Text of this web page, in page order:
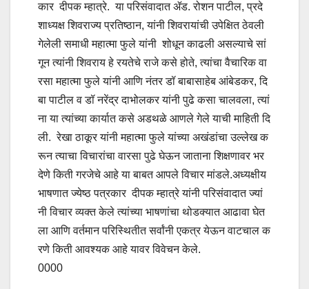
कार दीपक म्हात्रे. या परिसंवादात ॲड. रोशन पाटील, प्रदे
शाध्यक्ष शिवराज्य प्रतिष्ठान, यांनी शिवरायांची उपेक्षित ठेवली
गेलेली समाधी महात्मा फुले यांनी शोधून काढली असल्याचे सां
गून त्यांनी शिवराय हे रयतेचे राजे कसे होते, त्यांचा वैचारिक वा
रसा महात्मा फुले यांनी आणि नंतर डॉ बाबासाहेब आंबेडकर, दि
बा पाटील व डॉ नरेंद्र दाभोलकर यांनी पुढे कसा चालवला, त्यां
ना या त्यांच्या कार्यात कसे अडथळे आणले गेले याची माहिती दि
ली. रेखा ठाकूर यांनी महात्मा फुले यांच्या अखंडांचा उल्लेख क
रून त्याचा विचारांचा वारसा पुढे घेऊन जाताना शिक्षणावर भर
देणे किती गरजेचे आहे या बाबत आपले विचार मांडले.अध्यक्षीय
भाषणात ज्येष्ठ पत्रकार दीपक म्हात्रे यांनी परिसंवादात ज्यां
नी विचार व्यक्त केले त्यांच्या भाषणांचा थोडक्यात आढावा घेत
ला आणि वर्तमान परिस्थितीत सर्वांनी एकत्र येऊन वाटचाल क
रणे किती आवश्यक आहे यावर विवेचन केले.
0000